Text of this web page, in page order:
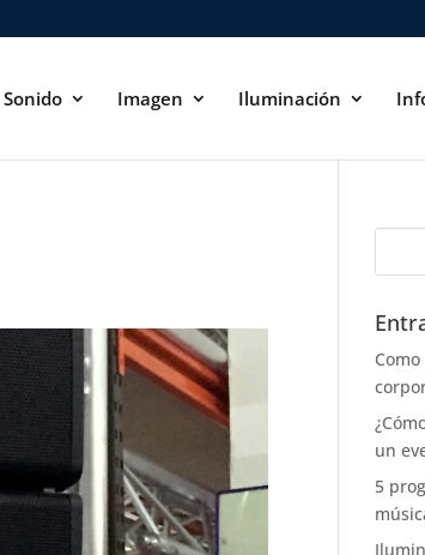
Sonido Imagen Iluminación
un
5